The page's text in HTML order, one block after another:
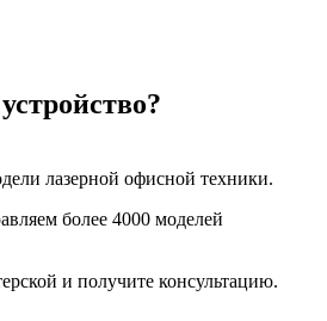
лазерной офисной техники.
более 4000 моделей
и получите консультацию.